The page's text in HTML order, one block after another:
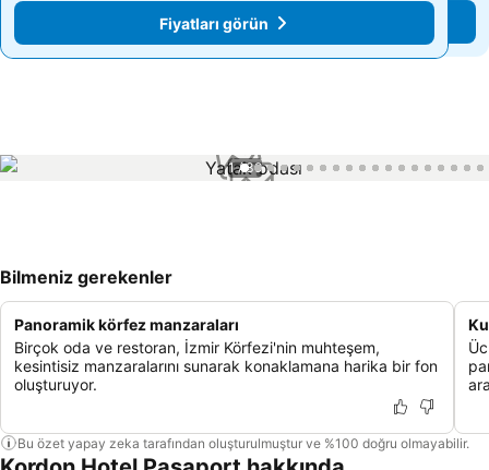
Fiyatları görün
Fiyatları görün
1 / 39
Bilmeniz gerekenler
Panoramik körfez manzaraları
Birçok oda ve restoran, İzmir Körfezi'nin muhteşem,
kesintisiz manzaralarını sunarak konaklamana harika bir fon
oluşturuyor.
Bu özet yapay zeka tarafından oluşturulmuştur ve %100 doğru olmayabilir.